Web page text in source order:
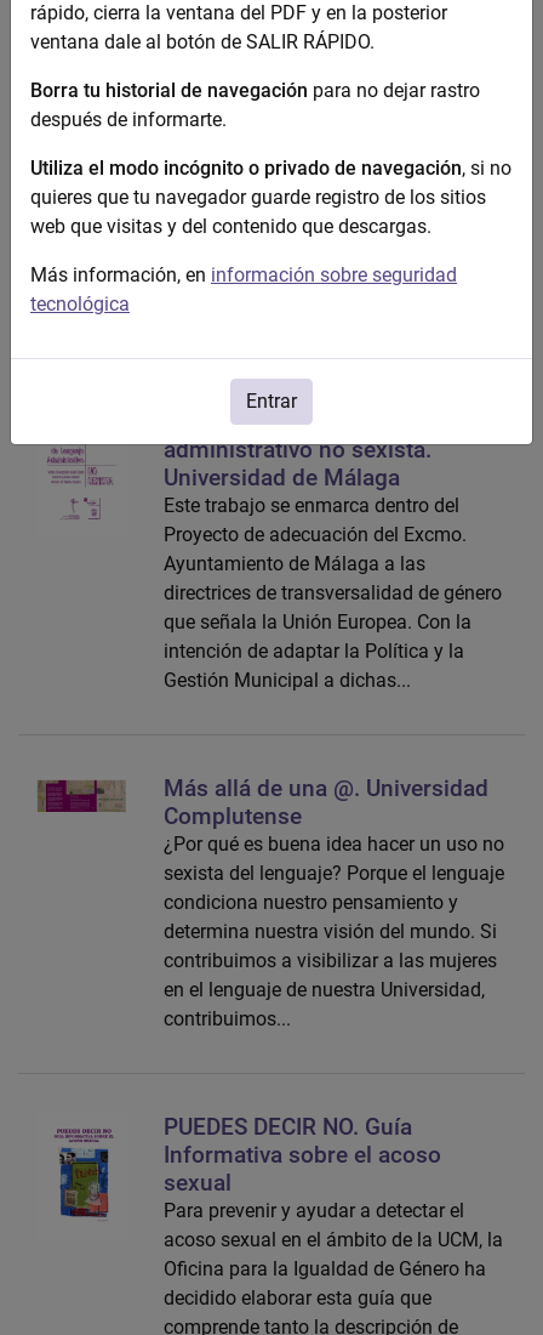
Hacia la igualdad desde el
lenguaje. Guía para un uso no
sexista del lenguaje. Universidad
de Valencia
igualitario pretende ofrecer recursos y
estrategias a quienes forman parte de
la Universitat de València con el fin de
comunicación de un lenguaje
Manual de lenguaje
administrativo no sexista.
Universidad de Málaga
Este trabajo se enmarca dentro del
Proyecto de adecuación del Excmo.
Ayuntamiento de Málaga a las
directrices de transversalidad de género
que señala la Unión Europea. Con la
intención de adaptar la Política y la
Gestión Municipal a dichas...
Más allá de una @. Universidad
Complutense
¿Por qué es buena idea hacer un uso no
sexista del lenguaje? Porque el lenguaje
condiciona nuestro pensamiento y
determina nuestra visión del mundo. Si
contribuimos a visibilizar a las mujeres
en el lenguaje de nuestra Universidad,
contribuimos...
PUEDES DECIR NO. Guía
Informativa sobre el acoso
sexual
Para prevenir y ayudar a detectar el
acoso sexual en el ámbito de la UCM, la
Oficina para la Igualdad de Género ha
decidido elaborar esta guía que
comprende tanto la descripción de
rápido, cierra la ventana del PDF y en la posterior
ventana dale al botón de SALIR RÁPIDO.
Borra tu historial de navegación para no dejar rastro
después de informarte.
Utiliza el modo incógnito o privado de navegación, si no
quieres que tu navegador guarde registro de los sitios
web que visitas y del contenido que descargas.
Más información, en información sobre seguridad
tecnológica
Entrar